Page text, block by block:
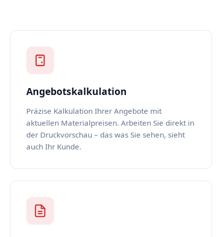
Angebotskalkulation
Präzise Kalkulation Ihrer Angebote mit
aktuellen Materialpreisen. Arbeiten Sie direkt in
der Druckvorschau – das was Sie sehen, sieht
auch Ihr Kunde.